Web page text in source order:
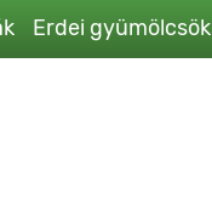
Erdei gyümölcsök